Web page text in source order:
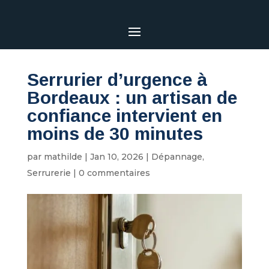
Serrurier d’urgence à
Bordeaux : un artisan de
confiance intervient en
moins de 30 minutes
par mathilde | Jan 10, 2026 | Dépannage,
Serrurerie | 0 commentaires